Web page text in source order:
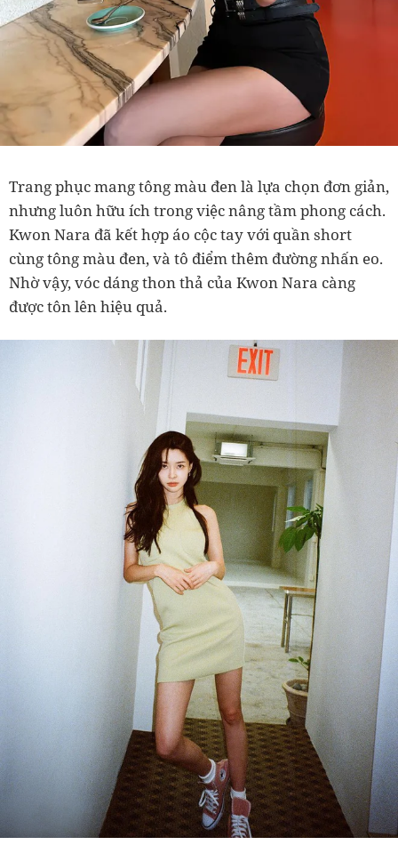
Trang phục mang tông màu đen là lựa chọn đơn giản,
nhưng luôn hữu ích trong việc nâng tầm phong cách.
Kwon Nara đã kết hợp áo cộc tay với quần short
cùng tông màu đen, và tô điểm thêm đường nhấn eo.
Nhờ vậy, vóc dáng thon thả của Kwon Nara càng
được tôn lên hiệu quả.